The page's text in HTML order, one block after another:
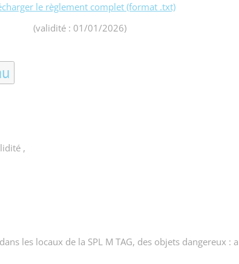
le règlement complet (format .txt)
(validité : 01/01/2026)
,
les locaux de la SPL M TAG, des objets dangereux